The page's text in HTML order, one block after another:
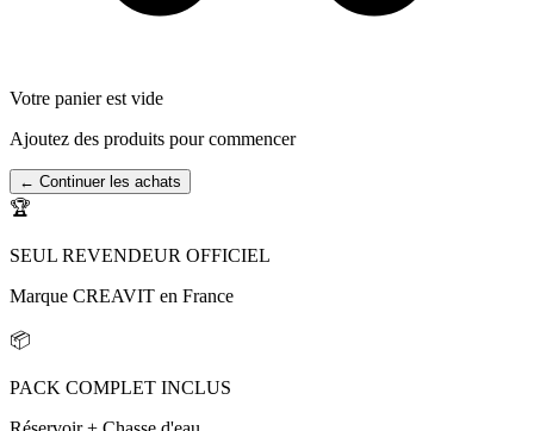
Votre panier est vide
Ajoutez des produits pour commencer
← Continuer les achats
🏆
SEUL REVENDEUR OFFICIEL
Marque CREAVIT en France
📦
PACK COMPLET INCLUS